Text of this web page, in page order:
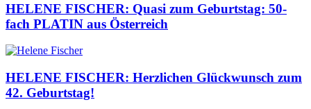
HELENE FISCHER: Quasi zum Geburtstag: 50-
fach PLATIN aus Österreich
HELENE FISCHER: Herzlichen Glückwunsch zum
42. Geburtstag!